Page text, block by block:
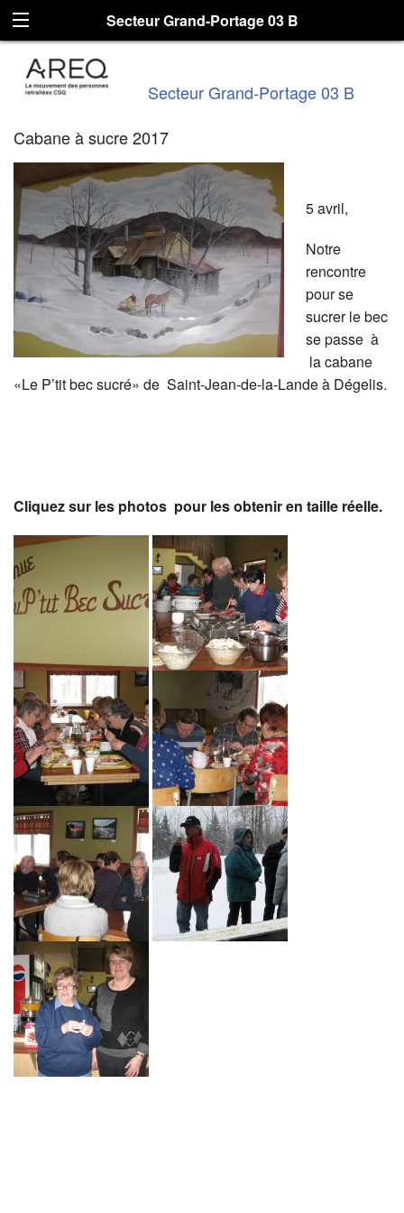
Secteur Grand-Portage 03 B
Secteur Grand-Portage 03 B
Cabane à sucre 2017
5 avril,
Notre
rencontre
pour se
sucrer le bec
se passe à
la cabane
«Le P’tit bec sucré» de Saint-Jean-de-la-Lande à Dégelis.
Cliquez sur les photos pour les obtenir en taille réelle.